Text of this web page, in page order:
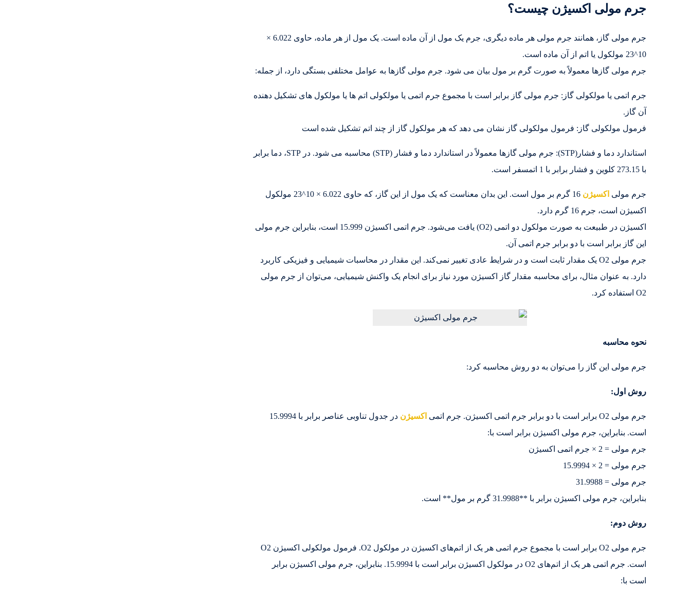
جرم مولی اکسیژن چیست؟
جرم مولی گاز، همانند جرم مولی هر ماده دیگری، جرم یک مول از آن ماده است. یک مول از هر ماده، حاوی 6.022 ×
10^23 مولکول یا اتم از آن ماده است.
جرم مولی گازها معمولاً به صورت گرم بر مول بیان می شود. جرم مولی گازها به عوامل مختلفی بستگی دارد، از جمله:
جرم اتمی یا مولکولی گاز: جرم مولی گاز برابر است با مجموع جرم اتمی یا مولکولی اتم ها یا مولکول های تشکیل دهنده
آن گاز.
فرمول مولکولی گاز: فرمول مولکولی گاز نشان می دهد که هر مولکول گاز از چند اتم تشکیل شده است
استاندارد دما و فشار(STP): جرم مولی گازها معمولاً در استاندارد دما و فشار (STP) محاسبه می شود. در STP، دما برابر
با 273.15 کلوین و فشار برابر با 1 اتمسفر است.
جرم مولی اکسیژن
16 گرم بر مول است. این بدان معناست که یک مول از این گاز، که حاوی 6.022 × 10^23 مولکول
اکسیژن است، جرم 16 گرم دارد.
اکسیژن در طبیعت به صورت مولکول دو اتمی (O2) یافت می‌شود. جرم اتمی اکسیژن 15.999 است، بنابراین جرم مولی
این گاز برابر است با دو برابر جرم اتمی آن.
جرم مولی O2 یک مقدار ثابت است و در شرایط عادی تغییر نمی‌کند. این مقدار در محاسبات شیمیایی و فیزیکی کاربرد
دارد. به عنوان مثال، برای محاسبه مقدار گاز اکسیژن مورد نیاز برای انجام یک واکنش شیمیایی، می‌توان از جرم مولی
O2 استفاده کرد.
نحوه محاسبه
جرم مولی این گاز را می‌توان به دو روش محاسبه کرد:
روش اول:
جرم مولی O2 برابر است با دو برابر جرم اتمی اکسیژن. جرم اتمی اکسیژن
در جدول تناوبی عناصر برابر با 15.9994
است. بنابراین، جرم مولی اکسیژن برابر است با:
جرم مولی = 2 × جرم اتمی اکسیژن
جرم مولی = 2 × 15.9994
جرم مولی = 31.9988
بنابراین، جرم مولی اکسیژن برابر با **31.9988 گرم بر مول** است.
روش دوم:
جرم مولی O2 برابر است با مجموع جرم اتمی هر یک از اتم‌های اکسیژن در مولکول O2. فرمول مولکولی اکسیژن O2
است. جرم اتمی هر یک از اتم‌های O2 در مولکول اکسیژن برابر است با 15.9994. بنابراین، جرم مولی اکسیژن برابر
است با: